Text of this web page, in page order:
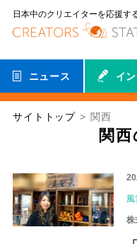
日本中のクリエイターを応援す
ニュース イ
サイトトップ 関西
関
風
株